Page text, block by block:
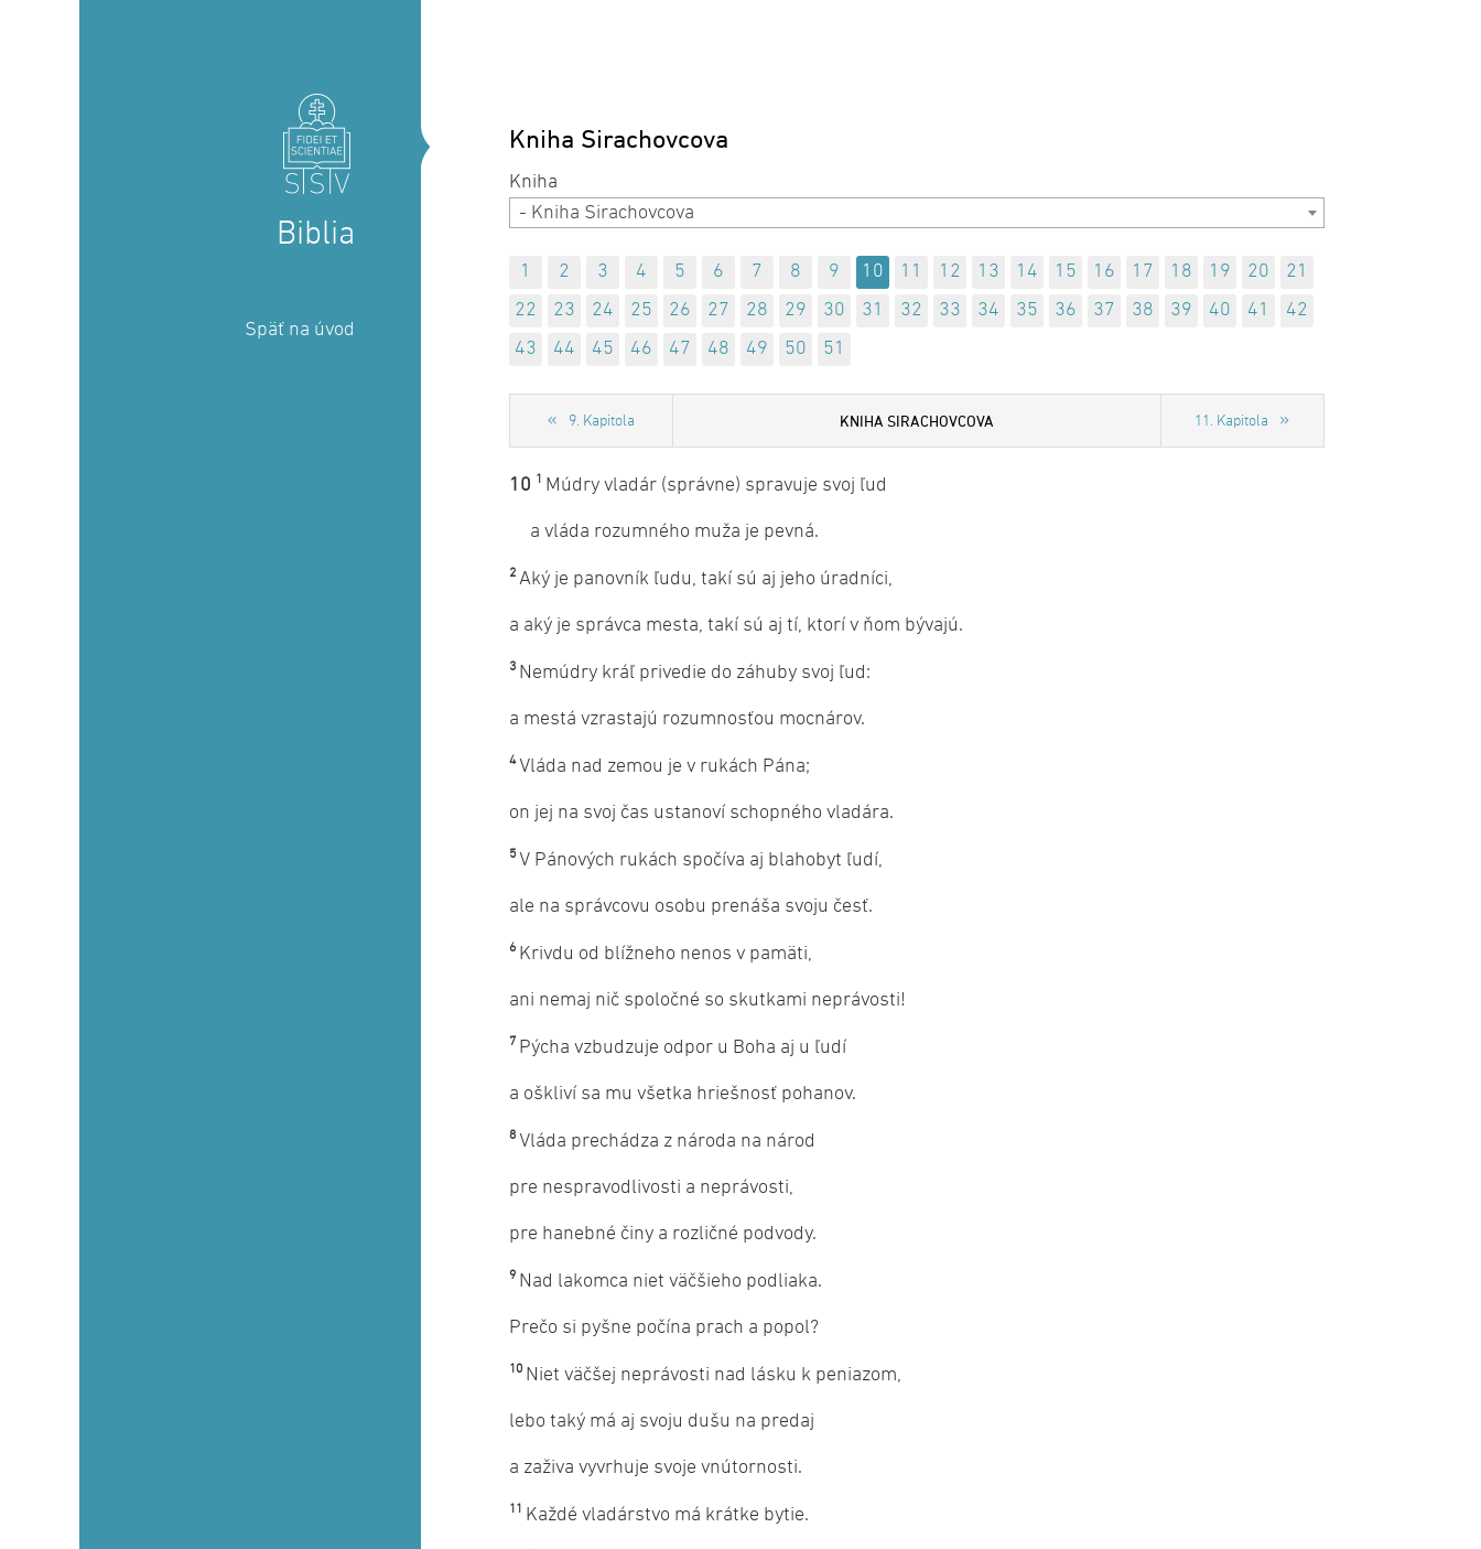
Biblia
Späť na úvod
Kniha Sirachovcova
- Kniha Sirachovcova
1 2 3 4 5 6 7 8 9 10 11 12 13 14 15 16 17 18 19 20
21
22
23 24 25 26 27 28 29 30 31 32 33 34 35 36 37 38 39 40 41
42
43
44 45 46 47 48 49 50 51
9. Kapitola KNIHA SIRACHOVCOVA 11. Kapitola
10 1 Múdry vladár (správne) spravuje svoj ľud
a vláda rozumného muža je pevná.
2 Aký je panovník ľudu, takí sú aj jeho úradníci,
a aký je správca mesta, takí sú aj tí, ktorí v ňom bývajú.
3 Nemúdry kráľ privedie do záhuby svoj ľud:
a mestá vzrastajú rozumnosťou mocnárov.
4Vláda nad zemou je v rukách Pána;
on jej na svoj čas ustanoví schopného vladára.
5 V Pánových rukách spočíva aj blahobyt ľudí,
ale na správcovu osobu prenáša svoju česť.
6 Krivdu od blížneho nenos v pamäti,
ani nemaj nič spoločné so skutkami neprávosti!
7 Pýcha vzbudzuje odpor u Boha aj u ľudí
a oškliví sa mu všetka hriešnosť pohanov.
8 Vláda prechádza z národa na národ
pre nespravodlivosti a neprávosti,
pre hanebné činy a rozličné podvody.
9 Nad lakomca niet väčšieho podliaka.
Prečo si pyšne počína prach a popol?
10 Niet väčšej neprávosti nad lásku k peniazom,
lebo taký má aj svoju dušu na predaj
a zaživa vyvrhuje svoje vnútornosti.
11 Každé vladárstvo má krátke bytie.